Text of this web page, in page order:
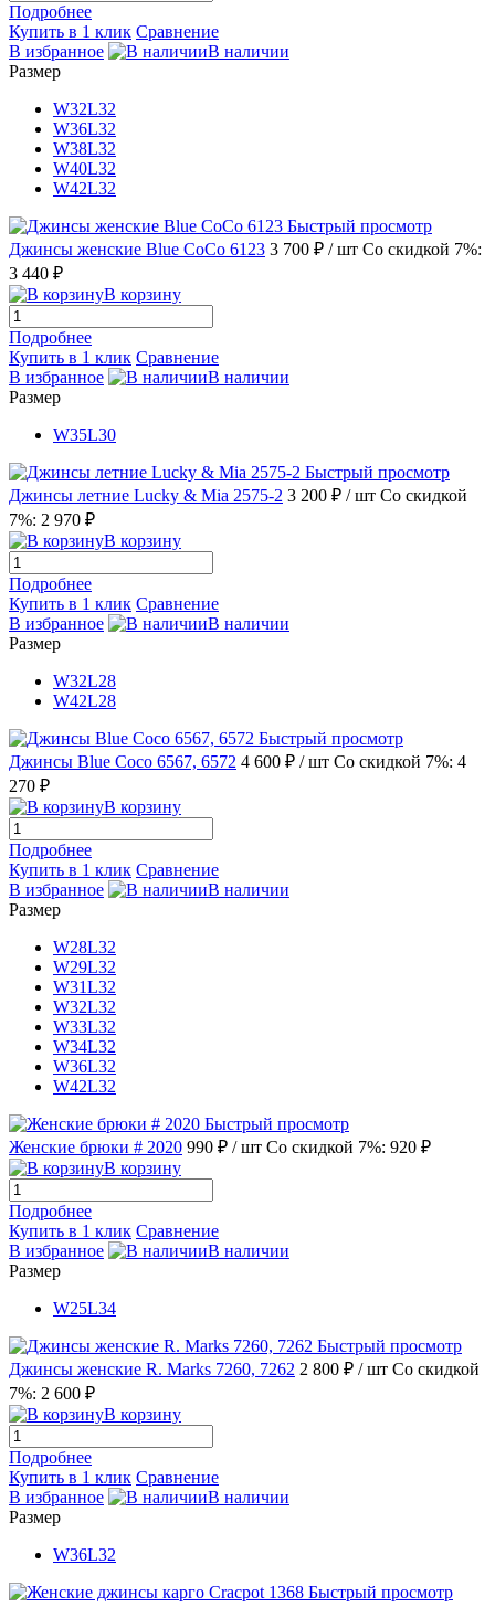
Подробнее
Купить в 1 клик Сравнение
В избранное
В наличии
Размер
W32L32
W36L32
W38L32
W40L32
W42L32
Быстрый просмотр
Джинсы женские Blue CoCo 6123 3 700 ₽ / шт Со скидкой 7%:
3 440 ₽
В корзину
Подробнее
Купить в 1 клик Сравнение
В избранное
В наличии
Размер
W35L30
Быстрый просмотр
Джинсы летние Lucky & Mia 2575-2 3 200 ₽ / шт Со скидкой
7%: 2 970 ₽
В корзину
Подробнее
Купить в 1 клик Сравнение
В избранное
В наличии
Размер
W32L28
W42L28
Быстрый просмотр
Джинсы Blue Coco 6567, 6572 4 600 ₽ / шт Со скидкой 7%: 4
270 ₽
В корзину
Подробнее
Купить в 1 клик Сравнение
В избранное
В наличии
Размер
W28L32
W29L32
W31L32
W32L32
W33L32
W34L32
W36L32
W42L32
Быстрый просмотр
Женские брюки # 2020 990 ₽ / шт Со скидкой 7%: 920 ₽
В корзину
Подробнее
Купить в 1 клик Сравнение
В избранное
В наличии
Размер
W25L34
Быстрый просмотр
Джинсы женские R. Marks 7260, 7262 2 800 ₽ / шт Со скидкой
7%: 2 600 ₽
В корзину
Подробнее
Купить в 1 клик Сравнение
В избранное
В наличии
Размер
W36L32
Быстрый просмотр